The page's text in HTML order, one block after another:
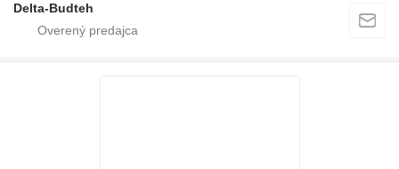
Delta-Budteh